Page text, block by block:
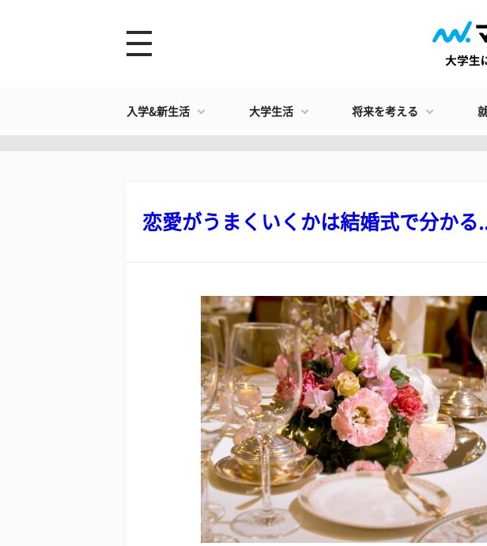
入学&新生活 大学生活 将来を考える
恋愛がうまくいくかは結婚式で分かる